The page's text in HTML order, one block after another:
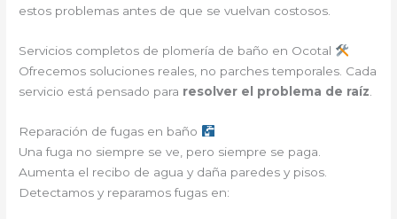
estos problemas antes de que se vuelvan costosos.
Servicios completos de plomería de baño en Ocotal
Ofrecemos soluciones reales, no parches temporales. Cada
servicio está pensado para resolver el problema de raíz.
Reparación de fugas en baño
Una fuga no siempre se ve, pero siempre se paga.
Aumenta el recibo de agua y daña paredes y pisos.
Detectamos y reparamos fugas en: